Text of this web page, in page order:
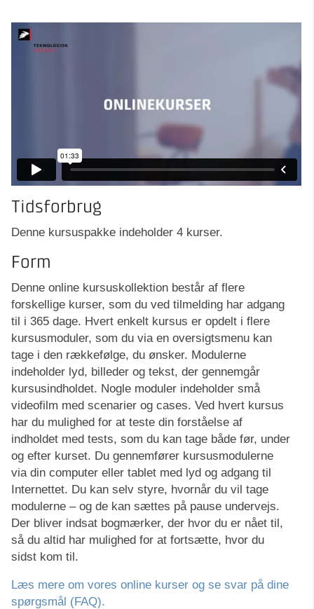
Tidsforbrug
Denne kursuspakke indeholder 4 kurser.
Form
Denne online kursuskollektion består af flere
forskellige kurser, som du ved tilmelding har adgang
til i 365 dage. Hvert enkelt kursus er opdelt i flere
kursusmoduler, som du via en oversigtsmenu kan
tage i den rækkefølge, du ønsker. Modulerne
indeholder lyd, billeder og tekst, der gennemgår
kursusindholdet. Nogle moduler indeholder små
videofilm med scenarier og cases. Ved hvert kursus
har du mulighed for at teste din forståelse af
indholdet med tests, som du kan tage både før, under
og efter kurset. Du gennemfører kursusmodulerne
via din computer eller tablet med lyd og adgang til
Internettet. Du kan selv styre, hvornår du vil tage
modulerne – og de kan sættes på pause undervejs.
Der bliver indsat bogmærker, der hvor du er nået til,
så du altid har mulighed for at fortsætte, hvor du
sidst kom til.
Læs mere om vores online kurser og se svar på dine
spørgsmål (FAQ).